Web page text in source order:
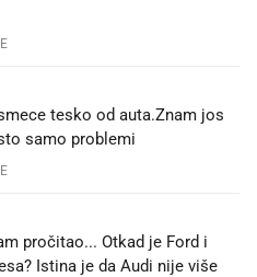
tesko od auta.Znam jos
samo problemi
pročitao... Otkad je Ford i
Istina je da Audi nije više